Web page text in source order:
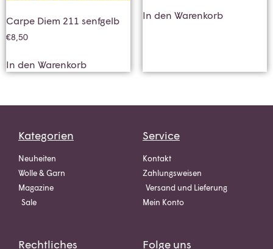
Carpe Diem 211 senfgelb
€8,50
In den Warenkorb
In den Warenkorb
Kategorien
Neuheiten
Wolle & Garn
Magazine
Sale
Service
Kontakt
Zahlungsweisen
Versand und Lieferung
Mein Konto
Rechtliches Folge uns